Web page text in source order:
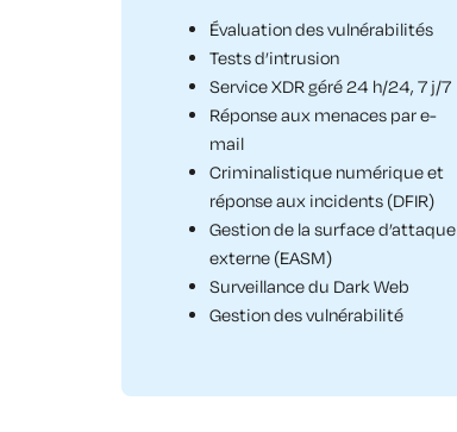
Évaluation des vulnérabilités
Tests d’intrusion
Service XDR géré 24 h/24, 7 j/7
Réponse aux menaces par e-
mail
Criminalistique numérique et
réponse aux incidents (DFIR)
Gestion de la surface d’attaque
externe (EASM)
Surveillance du Dark Web
Gestion des vulnérabilité